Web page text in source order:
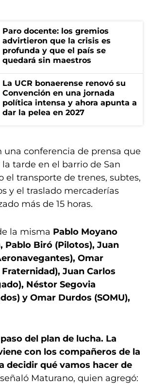
Paro docente: los gremios
advirtieron que la crisis es
profunda y que el país se
quedará sin maestros
La UCR bonaerense renovó su
Convención en una jornada
política intensa y ahora apunta a
dar la pelea en 2027
una conferencia de prensa que
tarde en el barrio de San
el transporte de trenes, subtes,
y el traslado mercaderías
más de 15 horas.
la misma Pablo Moyano
Pablo Biró (Pilotos), Juan
Omar
Juan Carlos
Néstor Segovia
y Omar Durdos (SOMU),
del plan de lucha. La
con los compañeros de la
decidir qué vamos hacer de
Maturano, quien agregó: